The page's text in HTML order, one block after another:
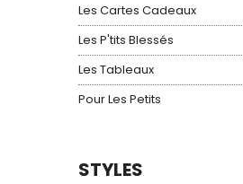
Les Cartes Cadeaux
Les P'tits Blessés
Les Tableaux
Pour Les Petits
STYLES